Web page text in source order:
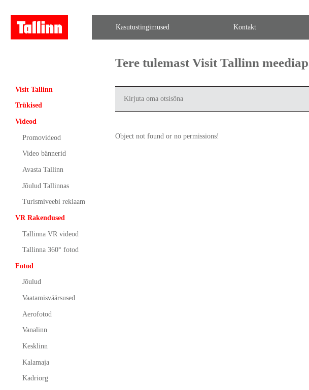
Kasutustingimused Kontakt
Visit Tallinn
Trükised
Videod
Promovideod
Video bännerid
Avasta Tallinn
Jõulud Tallinnas
Turismiveebi reklaam
VR Rakendused
Tallinna VR videod
Tallinna 360° fotod
Fotod
Jõulud
Vaatamisväärsused
Aerofotod
Vanalinn
Kesklinn
Kalamaja
Kadriorg
Tere tulemast Visit Tallinn
Object not found or no permissions!